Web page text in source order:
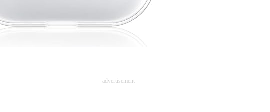
advertisement